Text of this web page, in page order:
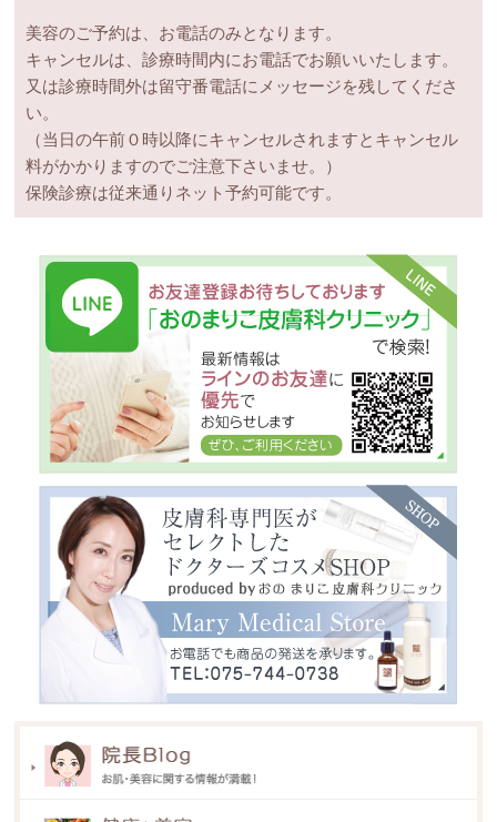
美容のご予約は、お電話のみとなります。
キャンセルは、診療時間内にお電話でお願いいたします。
又は診療時間外は留守番電話にメッセージを残してくださ
い。
（当日の午前０時以降にキャンセルされますとキャンセル
料がかかりますのでご注意下さいませ。）
保険診療は従来通りネット予約可能です。